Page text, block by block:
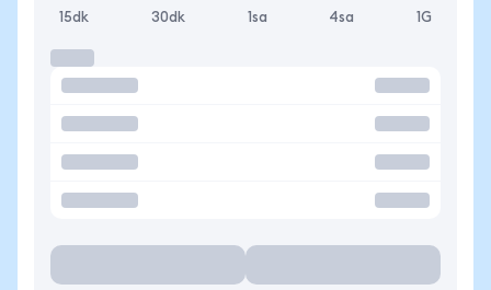
15dk 30dk 1sa 4sa 1G